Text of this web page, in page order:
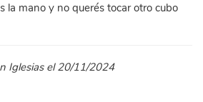
la mano y no querés tocar otro cubo
Iglesias el 20/11/2024